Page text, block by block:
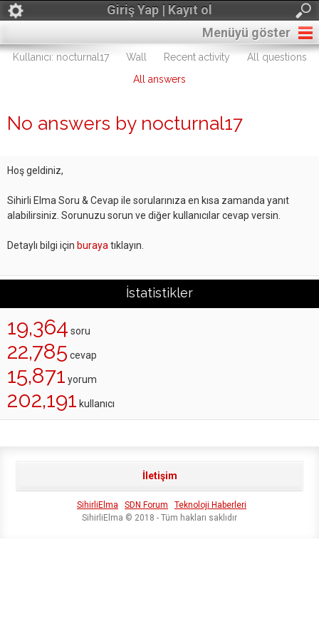
Giriş Yap | Kayıt ol
Menüyü göster
Kullanıcı: nocturnal17 Wall Recent activity
All questions
All answers
No answers by nocturnal17
Hoş geldiniz,
Sihirli Elma Soru & Cevap ile sorularınıza en kısa zamanda yanıt
alabilirsiniz. Sorunuzu sorun ve diğer kullanıcılar cevap versin.
Detaylı bilgi için buraya tıklayın.
İstatistikler
19,364 soru
22,785 cevap
15,871 yorum
202,191 kullanıcı
İletişim
SihirliElma SDN Forum
Teknoloji Haberleri
SihirliElma © 2018 - Tüm hakları saklıdır